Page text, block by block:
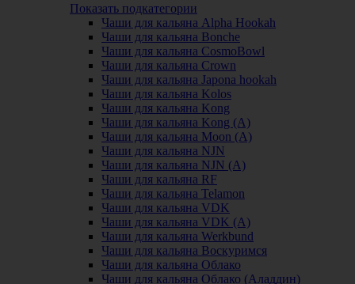
Показать подкатегории
Чаши для кальяна Alpha Hookah
Чаши для кальяна Bonche
Чаши для кальяна CosmoBowl
Чаши для кальяна Crown
Чаши для кальяна Japona hookah
Чаши для кальяна Kolos
Чаши для кальяна Kong
Чаши для кальяна Kong (A)
Чаши для кальяна Moon (А)
Чаши для кальяна NJN
Чаши для кальяна NJN (А)
Чаши для кальяна RF
Чаши для кальяна Telamon
Чаши для кальяна VDK
Чаши для кальяна VDK (А)
Чаши для кальяна Werkbund
Чаши для кальяна Воскуримся
Чаши для кальяна Облако
Чаши для кальяна Облако (Аладдин)